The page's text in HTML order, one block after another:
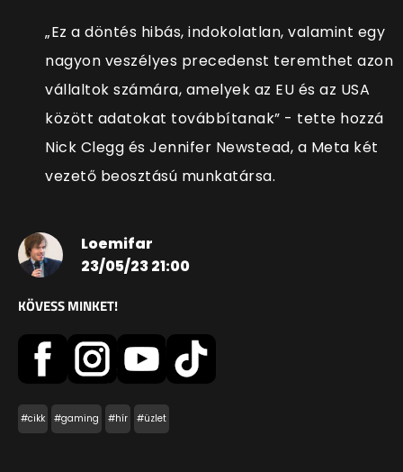
„Ez a döntés hibás, indokolatlan, valamint egy
nagyon veszélyes precedenst teremthet azon
vállaltok számára, amelyek az EU és az USA
között adatokat továbbítanak” - tette hozzá
Nick Clegg és Jennifer Newstead, a Meta két
vezető beosztású munkatársa.
Loemifar
23/05/23 21:00
KÖVESS MINKET!
#cikk #gaming #hír #üzlet